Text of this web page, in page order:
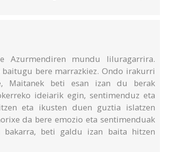
Azurmendiren mundu liluragarrira.
bere marrazkiez. Ondo irakurri
Maitanek beti esan izan du berak
ideiarik egin, sentimenduz eta
eta ikusten duen guztia islatzen
da bere emozio eta sentimenduak
beti galdu izan baita hitzen